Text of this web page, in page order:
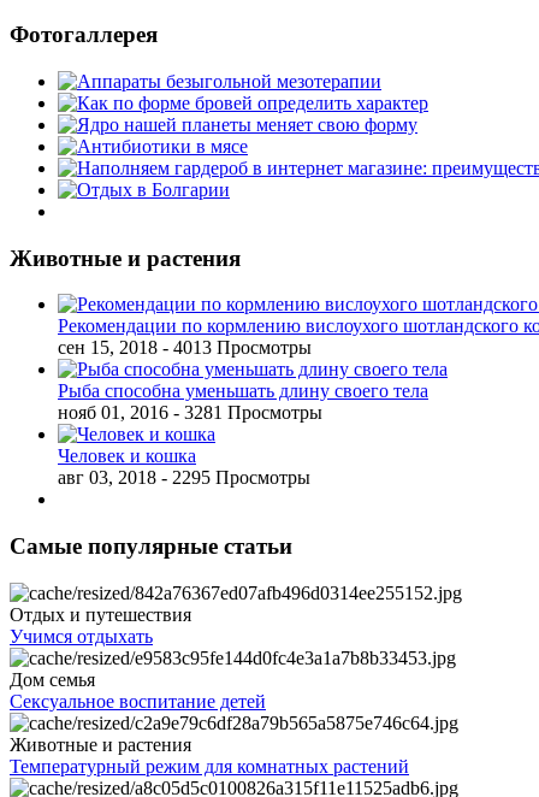
Фотогаллерея
Животные и растения
Рекомендации по кормлению вислоухого шотландского
сен 15, 2018 - 4013 Просмотры
Рыба способна уменьшать длину своего тела
нояб 01, 2016 - 3281 Просмотры
Человек и кошка
авг 03, 2018 - 2295 Просмотры
Самые популярные статьи
Отдых и путешествия
Учимся отдыхать
Дом семья
Сексуальное воспитание детей
Животные и растения
Температурный режим для комнатных растений